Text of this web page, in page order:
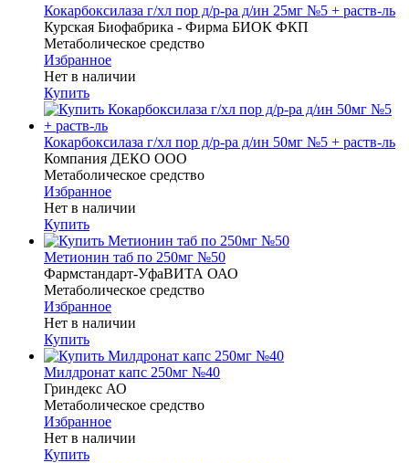
Кокарбоксилаза г/хл пор д/р-ра д/ин 25мг №5 + раств-ль
Курская Биофабрика - Фирма БИОК ФКП
Метаболическое средство
Избранное
Нет в наличии
Купить
Кокарбоксилаза г/хл пор д/р-ра д/ин 50мг №5 + раств-ль
Компания ДЕКО ООО
Метаболическое средство
Избранное
Нет в наличии
Купить
Метионин таб по 250мг №50
Фармстандарт-УфаВИТА ОАО
Метаболическое средство
Избранное
Нет в наличии
Купить
Милдронат капс 250мг №40
Гриндекс АО
Метаболическое средство
Избранное
Нет в наличии
Купить